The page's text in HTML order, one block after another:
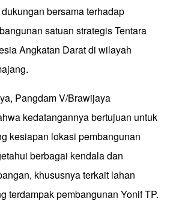
bersama terhadap
satuan strategis Tentara
Angkatan Darat di wilayah
Pangdam V/Brawijaya
kedatangannya bertujuan untuk
kesiapan lokasi pembangunan
berbagai kendala dan
khususnya terkait lahan
terdampak pembangunan Yonif TP.